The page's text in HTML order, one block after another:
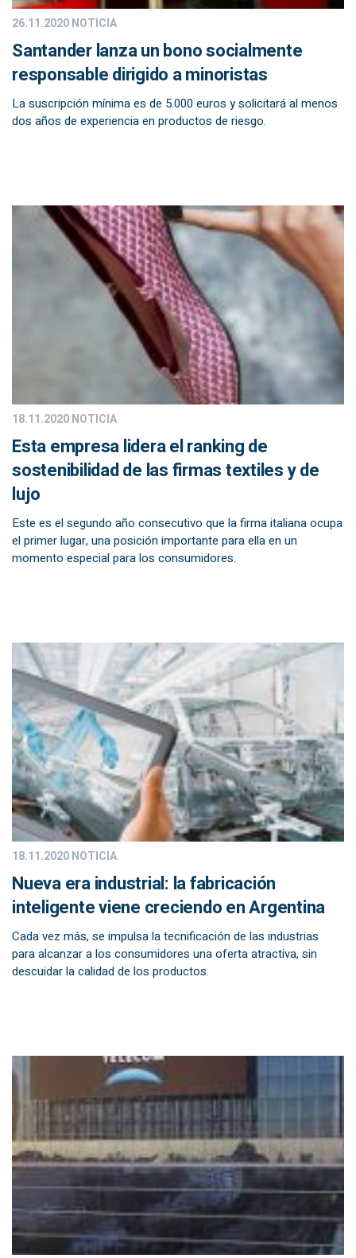
26.11.2020NOTICIA
Santander lanza un bono socialmente
responsable dirigido a minoristas
La suscripción mínima es de 5.000 euros y solicitará al menos
dos años de experiencia en productos de riesgo.
18.11.2020NOTICIA
Esta empresa lidera el ranking de
sostenibilidad de las firmas textiles y de
lujo
Este es el segundo año consecutivo que la firma italiana ocupa
el primer lugar, una posición importante para ella en un
momento especial para los consumidores.
18.11.2020NOTICIA
Nueva era industrial: la fabricación
inteligente viene creciendo en Argentina
Cada vez más, se impulsa la tecnificación de las industrias
para alcanzar a los consumidores una oferta atractiva, sin
descuidar la calidad de los productos.